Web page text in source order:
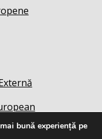
bună experiență pe